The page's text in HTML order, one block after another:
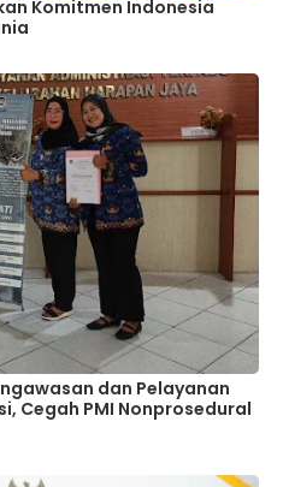
Komitmen Indonesia
dan Pelayanan
Cegah PMI Nonprosedural